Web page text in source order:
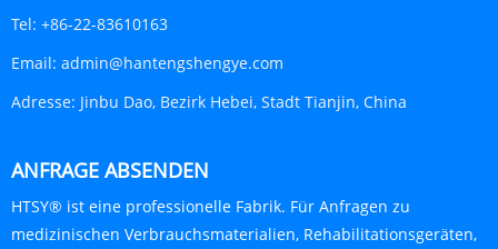
Tel: +86-22-83610163
Email: admin@hantengshengye.com
Adresse: Jinbu Dao, Bezirk Hebei, Stadt Tianjin, China
ANFRAGE ABSENDEN
HTSY® ist eine professionelle Fabrik. Für Anfragen zu
medizinischen Verbrauchsmaterialien, Rehabilitationsgeräten,